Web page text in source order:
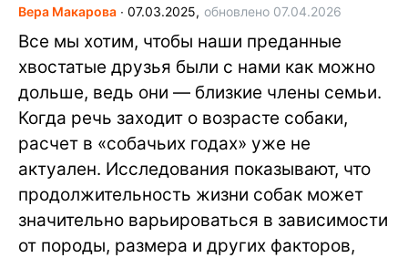
Вера Макарова ∙ 07.03.2025, обновлено 07.04.2026
Все мы хотим, чтобы наши преданные
хвостатые друзья были с нами как можно
дольше, ведь они — близкие члены семьи.
Когда речь заходит о возрасте собаки,
расчет в «собачьих годах» уже не
актуален. Исследования показывают, что
продолжительность жизни собак может
значительно варьироваться в зависимости
от породы, размера и других факторов,